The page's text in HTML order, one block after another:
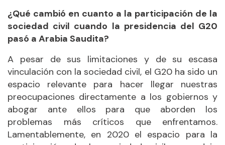
¿Qué cambió en cuanto a la participación de la
sociedad civil cuando la presidencia del G20
pasó a Arabia Saudita?
A pesar de sus limitaciones y de su escasa
vinculación con la sociedad civil, el G20 ha sido un
espacio relevante para hacer llegar nuestras
preocupaciones directamente a los gobiernos y
abogar ante ellos para que aborden los
problemas más críticos que enfrentamos.
Lamentablemente, en 2020 el espacio para la